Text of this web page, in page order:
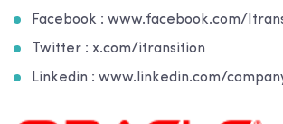
Facebook : www.facebook.com/
Twitter : x.com/itransition
Linkedin : www.linkedin.com/